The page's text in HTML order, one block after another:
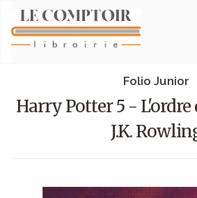
Folio Junior
Harry Potter 5 - L'ordre
J.K.